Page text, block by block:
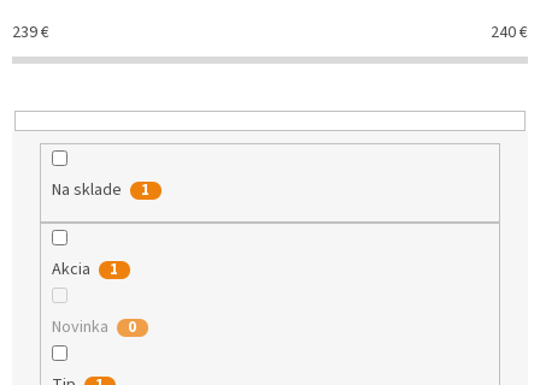
r
o
u
k
239€ 240€
Na sklade 1
Akcia 1
Novinka 0